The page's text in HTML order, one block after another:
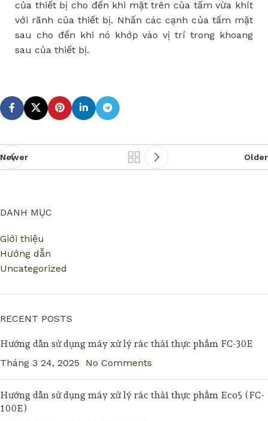
của thiết bị cho đến khi mặt trên của tấm vừa khít
với rãnh của thiết bị. Nhấn các cạnh của tấm mặt
sau cho đến khi nó khớp vào vịtrítrong khoang
sau của thiết bị.
Newer Older
DANH MỤC
Giới thiệu
Hướng dẫn
Uncategorized
RECENT POSTS
Hướng dẫn sử dụng máy xử lý rác thải thực phẩm FC-30E
Tháng 3 24, 2025
No Comments
Hướng dẫn sử dụng máy xử lý rác thải thực phẩm Eco5 (FC-
100E)